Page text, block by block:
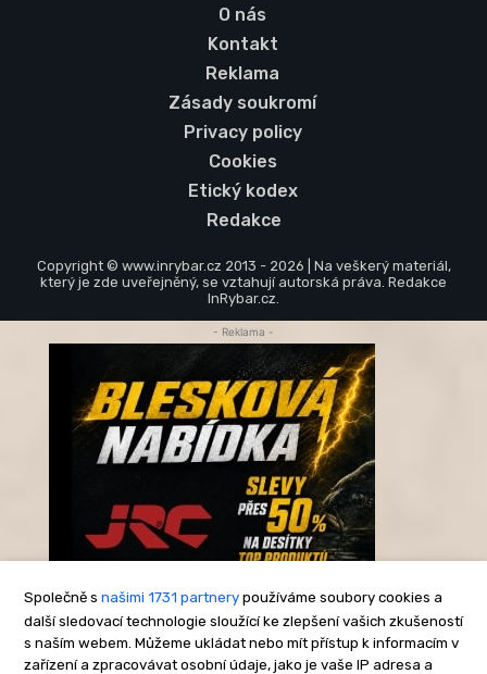
O nás
Kontakt
Reklama
Zásady soukromí
Privacy policy
Cookies
Etický kodex
Redakce
Copyright © www.inrybar.cz 2013 - 2026 | Na veškerý materiál,
který je zde uveřejněný, se vztahují autorská práva. Redakce
InRybar.cz.
Společně s našimi 1731 partnery používáme soubory cookies a
další sledovací technologie sloužící ke zlepšení vašich zkušeností
s naším webem. Můžeme ukládat nebo mít přístup k informacím v
zařízení a zpracovávat osobní údaje, jako je vaše IP adresa a
- Reklama -
-Reklama-